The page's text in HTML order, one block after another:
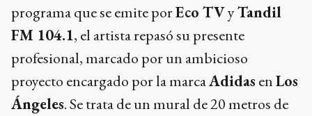
programa que se emite porEco TVyTandil
FM 104.1, el artista repasó su presente
profesional, marcado por un ambicioso
proyecto encargado por la marcaAdidas enLos
Ángeles. Se trata de un mural de 20 metros de